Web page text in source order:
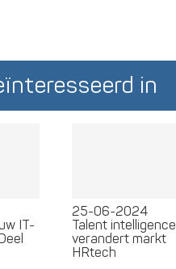
in
IT-
25-06-2024
Talent intelligence
verandert markt
HRtech